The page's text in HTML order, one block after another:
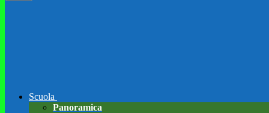
Scuola
Panoramica